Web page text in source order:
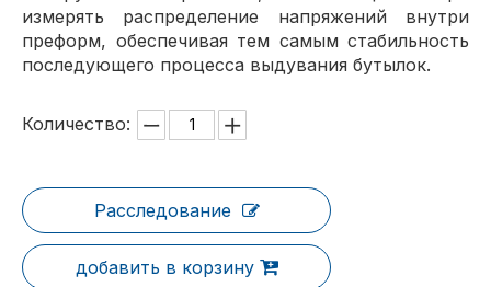
измерять распределение напряжений внутри
преформ, обеспечивая тем самым стабильность
последующего процесса выдувания бутылок.
Количество:
Расследование
добавить в корзину